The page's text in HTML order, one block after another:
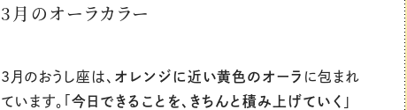
3月のオーラカラー
3月のおうし座は、 オレンジに近い黄色のオーラ に包まれ
ています。「 今日できることを、きちんと積み上げていく 」